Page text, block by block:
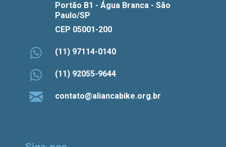
Portão B1 - Água Branca - São
Paulo/SP
CEP 05001-200
(11) 97114-0140
(11) 92055-9644
contato@aliancabike.org.br